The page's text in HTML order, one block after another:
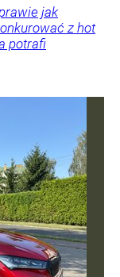
jak
z hot
potrafi